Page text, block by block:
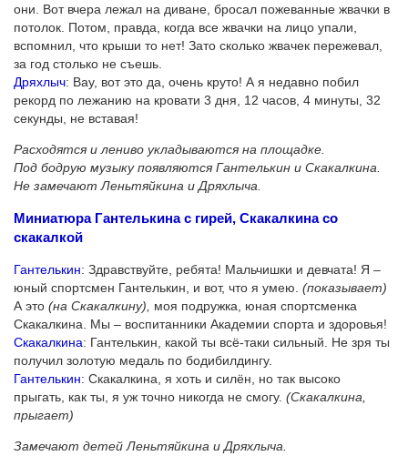
они. Вот вчера лежал на диване, бросал пожеванные жвачки в
потолок. Потом, правда, когда все жвачки на лицо упали,
вспомнил, что крыши то нет! Зато сколько жвачек пережевал,
за год столько не съешь.
Дряхлыч: Вау, вот это да, очень круто! А я недавно побил
рекорд по лежанию на кровати 3 дня, 12 часов, 4 минуты, 32
секунды, не вставая!
Расходятся и лениво укладываются на площадке.
Под бодрую музыку появляются Гантелькин и Скакалкина.
Не замечают Леньтяйкина и Дряхлыча.
Миниатюра Гантелькина с гирей, Скакалкина со
скакалкой
Гантелькин: Здравствуйте, ребята! Мальчишки и девчата! Я –
юный спортсмен Гантелькин, и вот, что я умею. (показывает)
А это (на Скакалкину),
моя подружка, юная спортсменка
Скакалкина. Мы – воспитанники Академии спорта и здоровья!
Скакалкина: Гантелькин, какой ты всё-таки сильный. Не зря ты
получил золотую медаль по бодибилдингу.
Гантелькин: Скакалкина, я хоть и силён, но так высоко
прыгать, как ты, я уж точно никогда не смогу. (Скакалкина,
прыгает)
Замечают детей Леньтяйкина и Дряхлыча.